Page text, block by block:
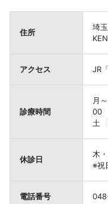
住所
埼
アクセス JR
診療時間
月
00
土
休診日
木
※祝
電話番号